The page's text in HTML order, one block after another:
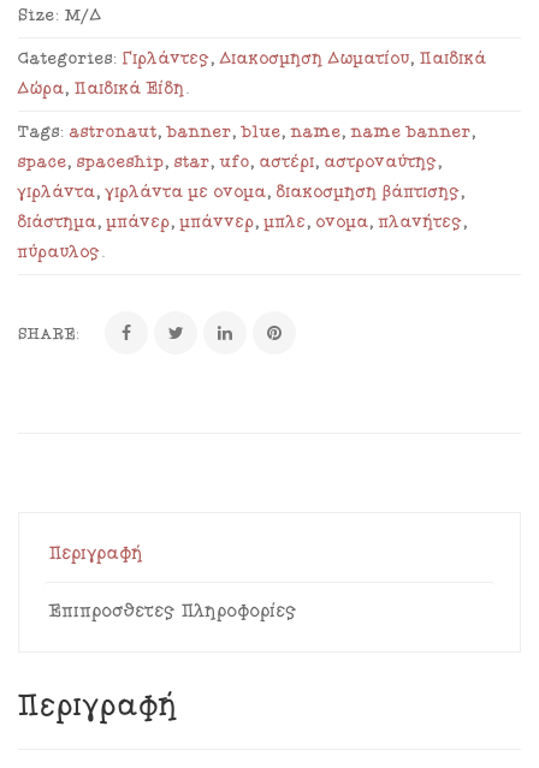
Size: Μ/Δ
Categories: Γιρλάντες,Διακόσμηση Δωματίου, Παιδικά
Δώρα, Παιδικά Είδη.
Tags: astronaut,banner,blue,name,name banner,
space, spaceship, star,ufo, αστέρι, αστροναύτης,
γιρλάντα,γιρλάντα με όνομα, διακόσμηση βάπτισης,
διάστημα,μπάνερ,μπάννερ,μπλε, όνομα,πλανήτες,
πύραυλος.
SHARE:
Περιγραφή
Επιπρόσθετες Πληροφορίες
Περιγραφή